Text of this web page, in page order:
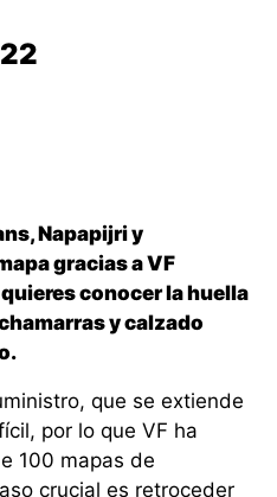
Napapijri y
gracias a VF
conocer la huella
y calzado
que se extiende
por lo que VF ha
100 mapas de
crucial es retroceder